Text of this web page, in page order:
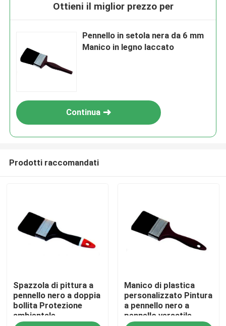
Casa
Ottieni il miglior prezzo per
Pennello in setola nera da 6 mm
Manico in legno laccato
Continua
Prodotti raccomandati
Spazzola di pittura a
pennello nero a doppia
bollita Protezione
ambientale
Manico di plastica
personalizzato Pintura
a pennello nero a
pennello versatile